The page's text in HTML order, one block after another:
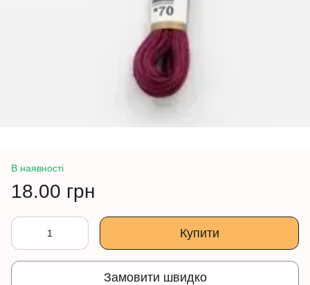
В наявності
18.00 грн
Купити
Замовити швидко